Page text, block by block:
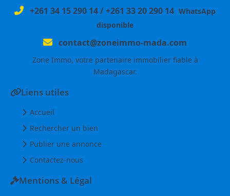
+261 34 15 290 14/+261 33 20 290 14 WhatsApp
disponible
contact@zoneimmo-mada.com
Zone Immo, votre partenaire immobilier fiable à
Madagascar.
Liens utiles
Accueil
Rechercher un bien
Publier une annonce
Contactez-nous
Mentions & Légal